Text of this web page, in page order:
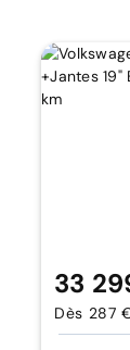
33
Dès 287